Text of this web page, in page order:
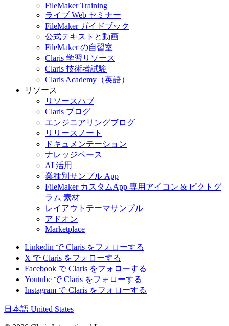
FileMaker Training
ライブ Web セミナー
FileMaker ガイドブック
公式テキストと動画
FileMaker の自習室
Claris 学習リソース
Claris 技術者試験
Claris Academy（英語）
リソース
リソースハブ
Claris ブログ
エンジニアリングブログ
リリースノート
ドキュメンテーション
ナレッジベース
AI 活用
業種別サンプル App
FileMaker カスタムApp 専用アイコン & ピクトグ
ラム 素材
レイアウトテーマサンプル
アドオン
Marketplace
Linkedin で Claris をフォローする
X で Claris をフォローする
Facebook で Claris をフォローする
Youtube で Claris をフォローする
Instagram で Claris をフォローする
日本語 United States